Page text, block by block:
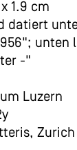
1.9 cm
datiert
unten
-"
Luzern
Zurich